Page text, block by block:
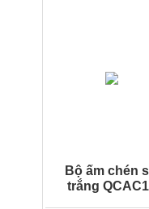
Bộ ấm chén
trắng